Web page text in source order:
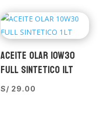
ACEITE OLAR 10W30
FULL SINTETICO 1LT
S/ 29.00